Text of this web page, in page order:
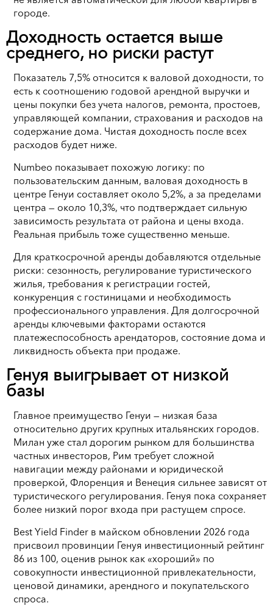
городе.
Доходность остается выше
среднего, но риски растут
Показатель 7,5% относится к валовой доходности, то
есть к соотношению годовой арендной выручки и
цены покупки без учета налогов, ремонта, простоев,
управляющей компании, страхования и расходов на
содержание дома. Чистая доходность после всех
расходов будет ниже.
Numbeo показывает похожую логику: по
пользовательским данным, валовая доходность в
центре Генуи составляет около 5,2%, а за пределами
центра — около 10,3%, что подтверждает сильную
зависимость результата от района и цены входа.
Реальная прибыль тоже существенно меньше.
Для краткосрочной аренды добавляются отдельные
риски: сезонность, регулирование туристического
жилья, требования к регистрации гостей,
конкуренция с гостиницами и необходимость
профессионального управления. Для долгосрочной
аренды ключевыми факторами остаются
платежеспособность арендаторов, состояние дома и
ликвидность объекта при продаже.
Генуя выигрывает от низкой
базы
Главное преимущество Генуи — низкая база
относительно других крупных итальянских городов.
Милан уже стал дорогим рынком для большинства
частных инвесторов, Рим требует сложной
навигации между районами и юридической
проверкой, Флоренция и Венеция сильнее зависят от
туристического регулирования. Генуя пока сохраняет
более низкий порог входа при растущем спросе.
Best Yield Finder в майском обновлении 2026 года
присвоил провинции Генуя инвестиционный рейтинг
86 из 100, оценив рынок как «хороший» по
совокупности инвестиционной привлекательности,
ценовой динамики, арендного и покупательского
спроса.